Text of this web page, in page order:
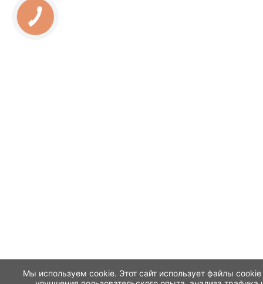
Мы используем cookie. Этот сайт использует файлы cookie